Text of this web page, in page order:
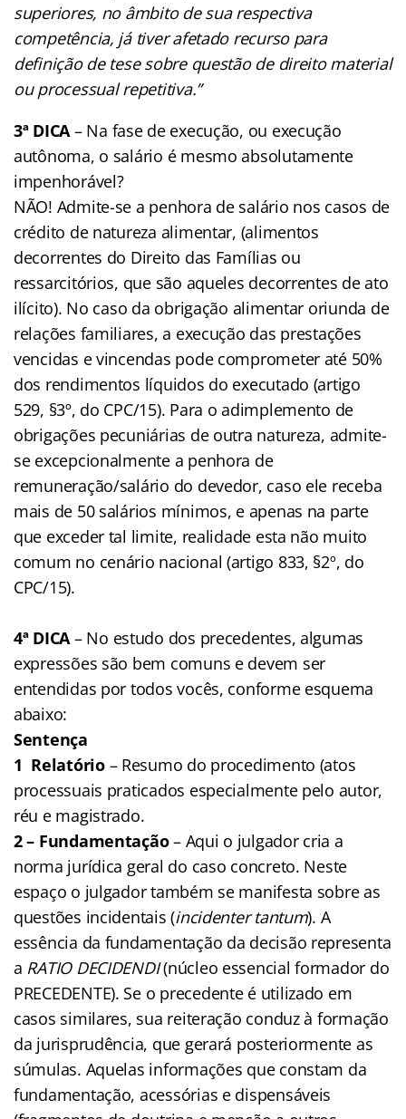
superiores, no âmbito de sua respectiva
competência, já tiver afetado recurso para
definição de tese sobre questão de direito material
ou processual repetitiva.”
3ª DICA– Na fase de execução, ou execução
autônoma, o salário é mesmo absolutamente
impenhorável?
NÃO! Admite-se a penhora de salário nos casos de
crédito de natureza alimentar, (alimentos
decorrentes do Direito das Famílias ou
ressarcitórios, que são aqueles decorrentes de ato
ilícito). No caso da obrigação alimentar oriunda de
relações familiares, a execução das prestações
vencidas e vincendas pode comprometer até 50%
dos rendimentos líquidos do executado (artigo
529, §3º, do CPC/15). Para o adimplemento de
obrigações pecuniárias de outra natureza, admite-
se excepcionalmente a penhora de
remuneração/salário do devedor, caso ele receba
mais de 50 salários mínimos, e apenas na parte
que exceder tal limite, realidade esta não muito
comum no cenário nacional (artigo 833, §2º, do
CPC/15).
4ª DICA– No estudo dos precedentes, algumas
expressões são bem comuns e devem ser
entendidas por todos vocês, conforme esquema
abaixo:
Sentença
1 Relatório – Resumo do procedimento (atos
processuais praticados especialmente pelo autor,
réu e magistrado.
2 – Fundamentação– Aqui o julgador cria a
norma jurídica geral do caso concreto. Neste
espaço o julgador também se manifesta sobre as
questões incidentais (incidenter tantum). A
essência da fundamentação da decisão representa
a RATIO DECIDENDI(núcleo essencial formador do
PRECEDENTE). Se o precedente é utilizado em
casos similares, sua reiteração conduz à formação
da jurisprudência, que gerará posteriormente as
súmulas. Aquelas informações que constam da
fundamentação, acessórias e dispensáveis